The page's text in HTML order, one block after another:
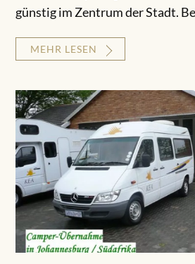
günstig im Zentrum der Stadt.
MEHR LESEN